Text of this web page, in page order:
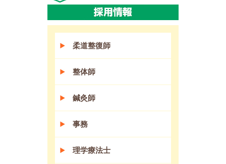
柔道整復師
整体師
鍼灸師
事務
理学療法士